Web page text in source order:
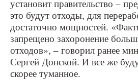
установит правительство –
это будут отходы, для
достаточно мощностей.
запрещено захоронение
отходов», – говорил ранее
Сергей Донской. И все же
скорее туманное.